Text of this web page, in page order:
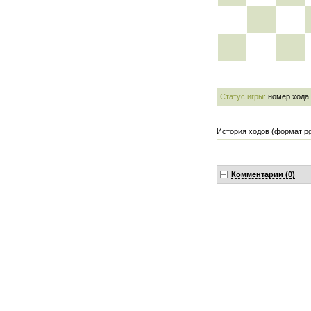
Статус игры: номер хода
История ходов (формат
Комментарии (0)